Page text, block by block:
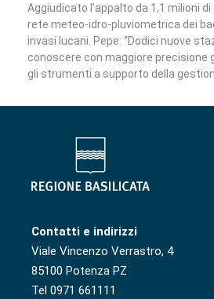
Aggiudicato l’appalto da 1,1 milioni
rete meteo-idro-pluviometrica dei
invasi lucani. Pepe: “Dodici nuove
conoscere con maggiore precisione
gli strumenti a supporto della
Contatti e indirizzi
Viale Vincenzo Verrastro, 4
85100 Potenza PZ
Tel 0971 661111